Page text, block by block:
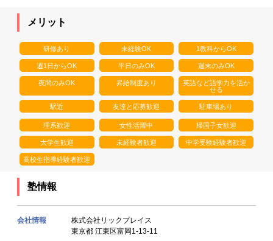
メリット
研修あり 未経験OK 1教科からOK
週1日からOK 平日のみOK 週末のみOK
夜間のみOK 昇給制度あり
英語など語学力を活か
せる
駅近 友達と応募歓迎 駐車場あり
理系歓迎 女性活躍中 帰国子女歓迎
大学生歓迎 未経験者歓迎 中学受験経験者歓迎
高校生指導経験者歓迎
塾情報
会社情報
株式会社リックプレイス
東京都 江東区富岡1-13-11